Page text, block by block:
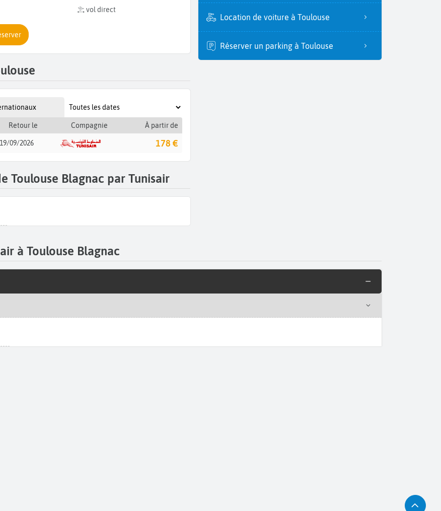
vol direct
Retour le Compagnie À partir de
19/09/2026 178 €
Toulouse Blagnac par Tunisair
Location de voiture à Toulouse
Réserver un parking à Toulouse
à Toulouse Blagnac